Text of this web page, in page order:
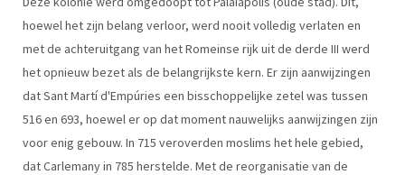
hoewel het zijn belang verloor, werd nooit volledig verlaten en
met de achteruitgang van het Romeinse rijk uit de derde III werd
het opnieuw bezet als de belangrijkste kern. Er zijn aanwijzingen
dat Sant Martí d'Empúries een bisschoppelijke zetel was tussen
516 en 693, hoewel er op dat moment nauwelijks aanwijzingen zijn
voor enig gebouw. In 715 veroverden moslims het hele gebied,
dat Carlemany in 785 herstelde. Met de reorganisatie van de